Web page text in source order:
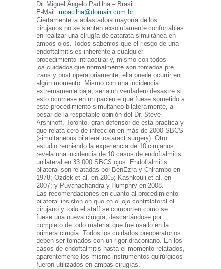
Dr. Miguel Ângelo Padilha – Brasil
E-Mail: mpadilha@domain.com.br
Ciertamente la aplastadora mayoría de los
cirujanos no se sienten absolutamente confortables
en realizar una cirugía de catarata simultánea en
ambos ojos. Todos sabemos que el riesgo de una
endoftalmitis es inherente a cualquier
procedimiento intraocular y, mismo con todos
los cuidados que normalmente son tomados pre,
trans y post operatoriamente, ella puede ocurrir en
algún momento. Mismo con una incidencia
extremamente baja, seria un verdadero desastre si
esto ocurriese en un paciente que fuese sometido a
este procedimiento simultaneo bilateralmente, a
pesar de la respetable opinión del Dr. Steve
Arshinoff, Toronto, gran defensor de esta practica y
que relata cero de infección en más de 2000 SBCS
(simultaneous bilateral cataract surgery). Otro
estudio reuniendo la experiencia de 10 cirujanos,
revela una incidencia de 10 casos de endoftalmitis
unilateral en 33.000 SBCS ojos. Endoftalmitis
bilateral son relatadas por BenEzra y Chirambo en
1978; Ozdek et al. en 2005; Kashkouli et al. en
2007; y Puvanachandra y Humphry en 2008.
Las recomendaciones en cuanto al procedimiento
bilateral insisten en que en el ojo contralateral el
cirujano y todo el staff se comporten como se
fuese una nueva cirugía, descartándose por
completo de todo material que fue usado en la
primera cirugía. Todos los cuidados preoperatorios
deben ser tomados con un rigor draconiano. En los
casos de endoftalmitis hasta el momento relatados,
aparentemente los mismo instrumentos quirúrgicos
fueron utilizados en ambas cirugías.